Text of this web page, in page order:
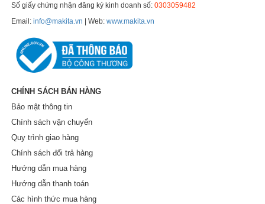
Số giấy chứng nhận đăng ký kinh doanh số:0303059482
Email:info@makita.vn | Web:www.makita.vn
CHÍNH SÁCH BÁN HÀNG
Bảo mật thông tin
Chính sách vận chuyển
Quy trình giao hàng
Chính sách đổi trả hàng
Hướng dẫn mua hàng
Hướng dẫn thanh toán
Các hình thức mua hàng